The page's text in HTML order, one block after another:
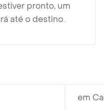
pronto, um
até o destino.
em